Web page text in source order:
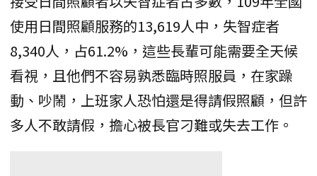
使用日間照顧服務的13,619人中，失智症者
8,340人，占61.2%，這些長輩可能需要全天候
看視，且他們不容易孰悉臨時照服員，在家躁
動、吵鬧，上班家人恐怕還是得請假照顧，但許
多人不敢請假，擔心被長官刁難或失去工作。